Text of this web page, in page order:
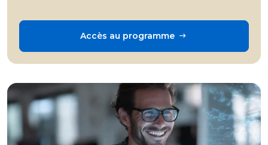
Accès au programme